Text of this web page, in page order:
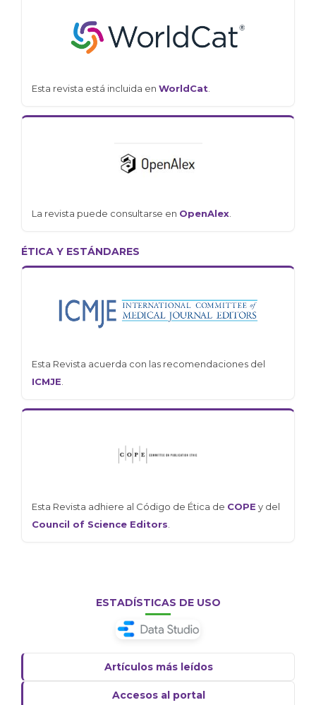
Esta revista está incluida en WorldCat.
La revista puede consultarse en OpenAlex.
ÉTICA Y ESTÁNDARES
Esta Revista acuerda con las recomendaciones del
ICMJE.
Esta Revista adhiere al Código de Ética de COPE y del
Council of Science Editors.
ESTADÍSTICAS DE USO
Artículos más leídos
Accesos al portal